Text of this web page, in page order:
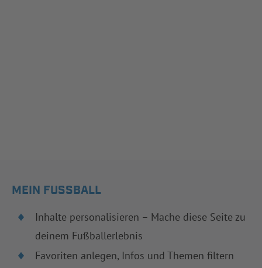
MEIN FUSSBALL
Inhalte personalisieren – Mache diese Seite zu
deinem Fußballerlebnis
Favoriten anlegen, Infos und Themen filtern